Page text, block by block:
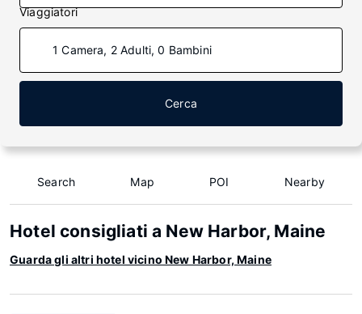
Viaggiatori
1 Camera, 2 Adulti, 0 Bambini
Cerca
Search Map POI Nearby
Hotel consigliati a New Harbor, Maine
Guarda gli altri hotel vicino New Harbor, Maine